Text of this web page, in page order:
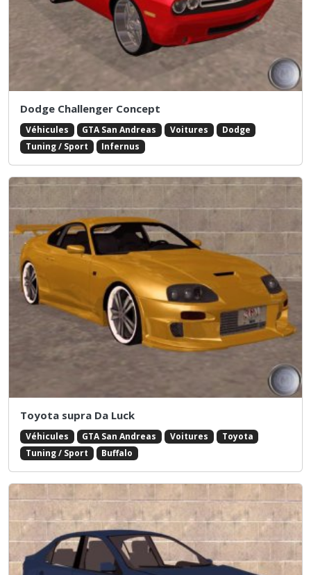
Dodge Challenger Concept
Véhicules GTA San Andreas Voitures
Dodge
Tuning / Sport
Infernus
Toyota supra Da Luck
Véhicules GTA San Andreas Voitures
Toyota
Tuning / Sport
Buffalo